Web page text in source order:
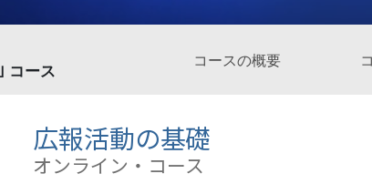
コース
コースの概要
広報活動の基礎
オンライン・コース